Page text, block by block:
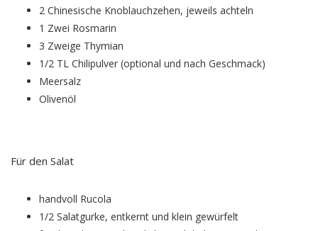
2 Chinesische Knoblauchzehen, jeweils achteln
1 Zwei Rosmarin
3 Zweige Thymian
1/2 TL Chilipulver (optional und nach Geschmack)
Meersalz
Olivenöl
Für den Salat
handvoll Rucola
1/2 Salatgurke, entkernt und klein gewürfelt